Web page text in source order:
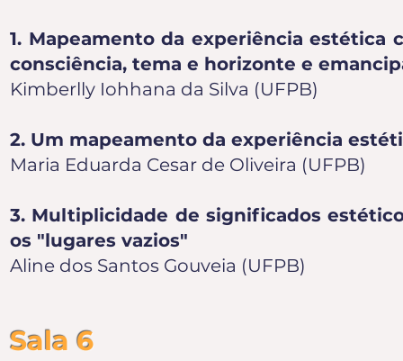
1. Mapeamento da experiência estética
consciência, tema e horizonte e
Kimberlly Iohhana da Silva (UFPB)
2. Um mapeamento da experiência
Maria Eduarda Cesar de Oliveira (UFPB)
3. Multiplicidade de significados
os "lugares vazios"
Aline dos Santos Gouveia (UFPB)
Sala 6